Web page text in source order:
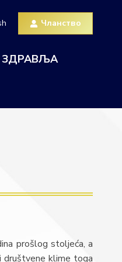
Чланство
ЗДРАВЉА
prošlog stoljeća, a
društvene klime toga